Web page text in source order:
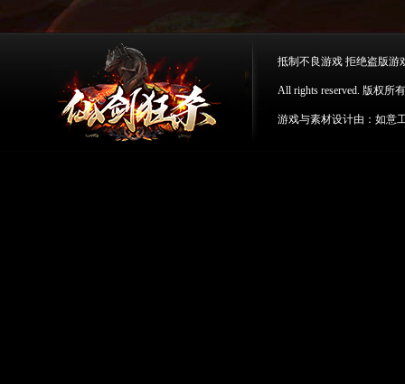
抵制不良游戏 拒绝盗版游
All rights reserved. 版权所
游戏与素材设计由：如意